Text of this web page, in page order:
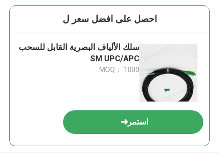
احصل على افضل سعر ل
سلك الألياف البصرية القابل للسحب
SM UPC/APC
MOQ： 1000
استمر